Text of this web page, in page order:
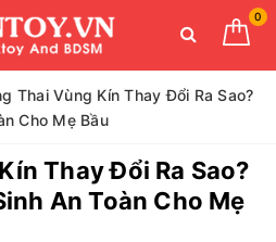
0
Thai Vùng Kín Thay Đổi Ra Sao?
Cho Mẹ Bầu
Thay Đổi Ra Sao?
An Toàn Cho Mẹ